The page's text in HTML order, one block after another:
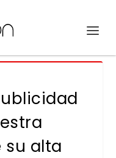
su alta